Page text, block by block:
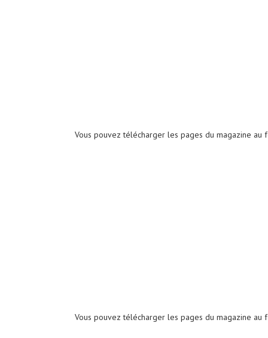
Vous pouvez télécharger les pages du magazine au
Vous pouvez télécharger les pages du magazine au